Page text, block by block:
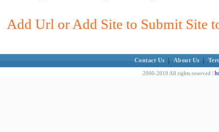
Add Url or Add Site to Submit Site
Contact Us About Us
2000-2019 All rights reserved |